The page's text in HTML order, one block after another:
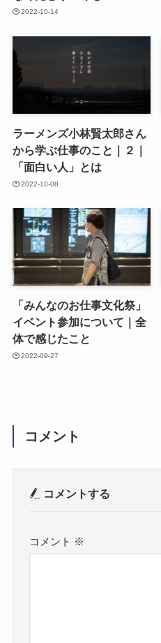
2022-10-14
ラーメンズ小林賢太郎さん
から学ぶ仕事のこと｜２｜
「面白い人」とは
2022-10-08
「みんなのお仕事文化祭」
イベント参加について｜全
体で感じたこと
2022-09-27
コメント
コメントする
コメント ※